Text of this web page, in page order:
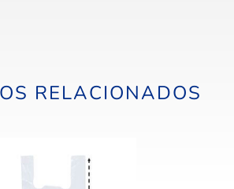
RELACIONADOS